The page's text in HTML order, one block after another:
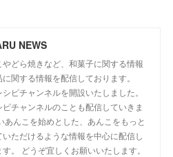
NEWS
どら焼きなど、和菓子に関する情報
関する情報を配信しております。
ピチャンネルを開設いたしました。
チャンネルのことも配信していきま
あんこを始めとした、あんこをもっと
ただけるような情報を中心に配信し
。 どうぞ宜しくお願いいたします。